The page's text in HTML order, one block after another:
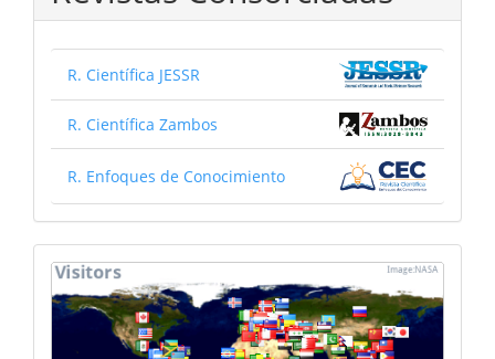
R. Científica JESSR
R. Científica Zambos
R. Enfoques de Conocimiento
mapa